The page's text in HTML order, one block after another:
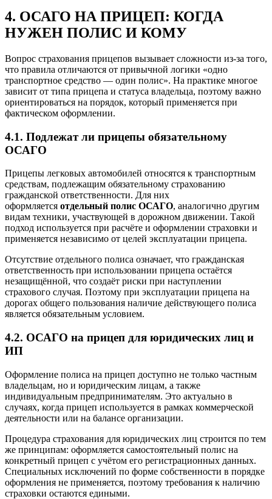
4. ОСАГО НА ПРИЦЕП: КОГДА
НУЖЕН ПОЛИС И КОМУ
Вопрос страхования прицепов вызывает сложности из‑за того,
что правила отличаются от привычной логики «одно
транспортное средство — один полис». На практике многое
зависит от типа прицепа и статуса владельца, поэтому важно
ориентироваться на порядок, который применяется при
фактическом оформлении.
4.1. Подлежат ли прицепы обязательному
ОСАГО
Прицепы легковых автомобилей относятся к транспортным
средствам, подлежащим обязательному страхованию
гражданской ответственности. Для них
оформляется отдельный полис ОСАГО, аналогично другим
видам техники, участвующей в дорожном движении. Такой
подход используется при расчёте и оформлении страховки и
применяется независимо от целей эксплуатации прицепа.
Отсутствие отдельного полиса означает, что гражданская
ответственность при использовании прицепа остаётся
незащищённой, что создаёт риски при наступлении
страхового случая. Поэтому при эксплуатации прицепа на
дорогах общего пользования наличие действующего полиса
является обязательным условием.
4.2. ОСАГО на прицеп для юридических лиц и
ИП
Оформление полиса на прицеп доступно не только частным
владельцам, но и юридическим лицам, а также
индивидуальным предпринимателям. Это актуально в
случаях, когда прицеп используется в рамках коммерческой
деятельности или на балансе организации.
Процедура страхования для юридических лиц строится по тем
же принципам: оформляется самостоятельный полис на
конкретный прицеп с учётом его регистрационных данных.
Специальных исключений по форме собственности в порядке
оформления не применяется, поэтому требования к наличию
страховки остаются едиными.